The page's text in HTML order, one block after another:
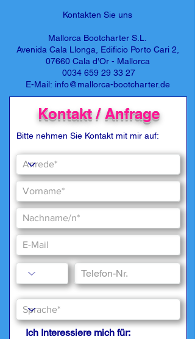
Kontakten Sie uns
Mallorca Bootcharter S.L.
Avenida Cala Llonga, Edificio Porto Cari 2,
07660 Cala d'Or - Mallorca
0034 659 29 33 27
E-Mail: info@mallorca-bootcharter.de
Kontakt / Anfrage
Bitte nehmen Sie Kontakt mit mir auf:
Ich Interessiere mich für: